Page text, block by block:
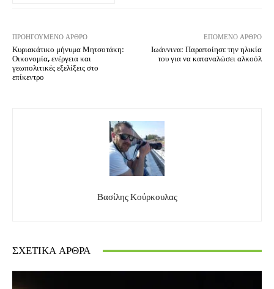
ΠΡΟΗΓΟΎΜΕΝΟ ΆΡΘΡΟ
Κυριακάτικο μήνυμα Μητσοτάκη:
Οικονομία, ενέργεια και
γεωπολιτικές εξελίξεις στο
επίκεντρο
ΕΠΌΜΕΝΟ ΆΡΘΡΟ
Ιωάννινα: Παραποίησε την ηλικία
του για να καταναλώσει αλκοόλ
Βασίλης Κούρκουλας
ΣΧΕΤΙΚΆ ΆΡΘΡΑ